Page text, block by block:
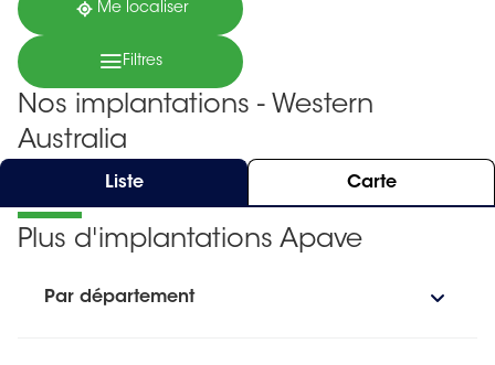
Me localiser
Filtres
Nos implantations - Western
Australia
Liste Carte
Plus d'implantations Apave
Par département